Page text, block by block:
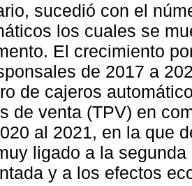
sucedió con el
los cuales se
El crecimiento
de 2017 a
de cajeros
de venta (TPV) en
al 2021, en la que
ligado a la
y a los efectos